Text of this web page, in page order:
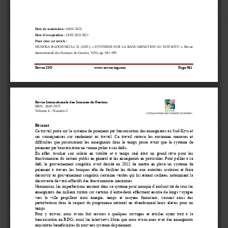
Revue ISG                                                www.revue-isg.com Page 941
Date de soumission : 08/01/2021
Date d’acceptation : 28/02/20212021
Pour citer cet article :
MUDOSA BADOS'OKULI. D. (2021). « SYNTHESE SUR LA BANCARISATION AU SUD KIVU », Revue
Internationale des Sciences de Gestion, V(N), pp. 941-959.
Revue Internationale des Sciences de Gestion
ISSN : 2665-7473
Volume 4 : Numéro 1
Résumé
Ce travail porte sur le système de paiement par bancarisation des enseignants au Sud-Kivu et
ses  conséquences  sur  rendement  au  travail.  Ce  travail  retrace  les  anciennes  menaces  et
difficultés que parcouraient  les enseignants dans le temps passé avant que le système de
paiement par bancarisation ne vienne palier à ces défis.
En  effet,  toucher  son  salaire  en  totalité  et  à  temps  réel  était  un  grand  rêve  pour  les
fonctionnaires du secteur public en général et les enseignants en particulier. Pour pallier à ce
défi, le  gouvernement  congolais  avait décidé en 2012 de mettre en place un système de
paiement à travers les  banques afin de  faciliter les tâches aux autorités scolaires  et faire
découvrir au gouvernement congolais certaines vérités qui lui étaient cachées, notamment la
découverte de vrais effectifs des fonctionnaires mécanisés.
Néanmoins, les imperfections existent dans ce système pour manque d’exclusivité de tous les
enseignants des milieux ruraux car certains d’entre-deux effectuent encore de longs voyages
vers  la  ville  gaspillant  ainsi  énergie,  temps  et  moyens  financiers,  causant  ainsi  des
perturbations dans le respect du programme national en abandonnant leurs élèves pour un
temps.
Pour  y  arriver,  nous  avons  fait  recours  à  quelques  ouvrages  et  articles  ayant  trait  à  la
bancarisation en RDCi, aussi les interviews libres que nous avons eues avec des enseignants
rencontrés bénéficiaires du nouveau système de paiement.